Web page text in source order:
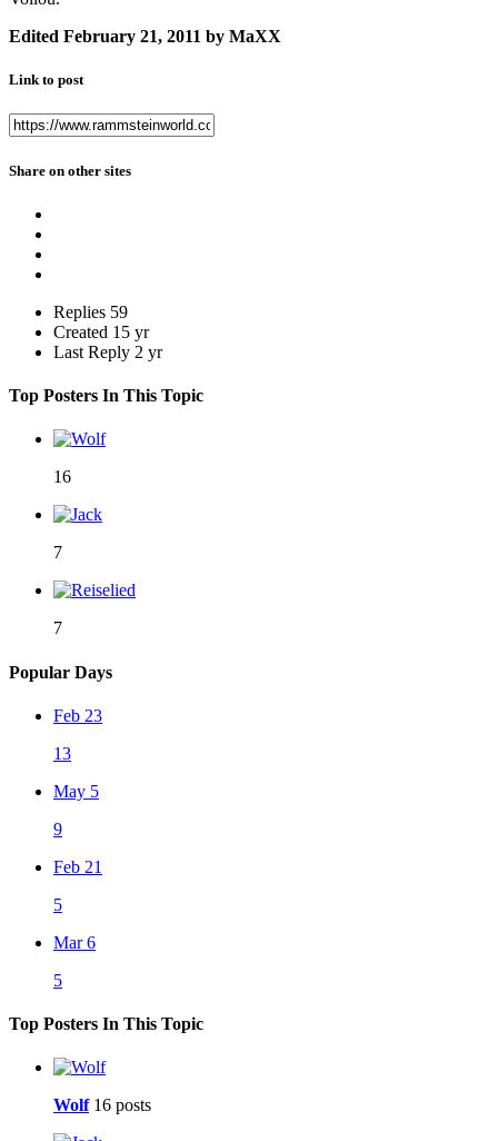
Edited February 21, 2011 by MaXX
Link to post
Share on other sites
Replies 59
Created 15 yr
Last Reply 2 yr
Top Posters In This Topic
16
7
7
Popular Days
Feb 23
13
May 5
9
Feb 21
5
Mar 6
5
Top Posters In This Topic
Wolf 16 posts